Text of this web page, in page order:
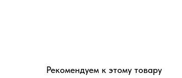
Рекомендуем к этому товару